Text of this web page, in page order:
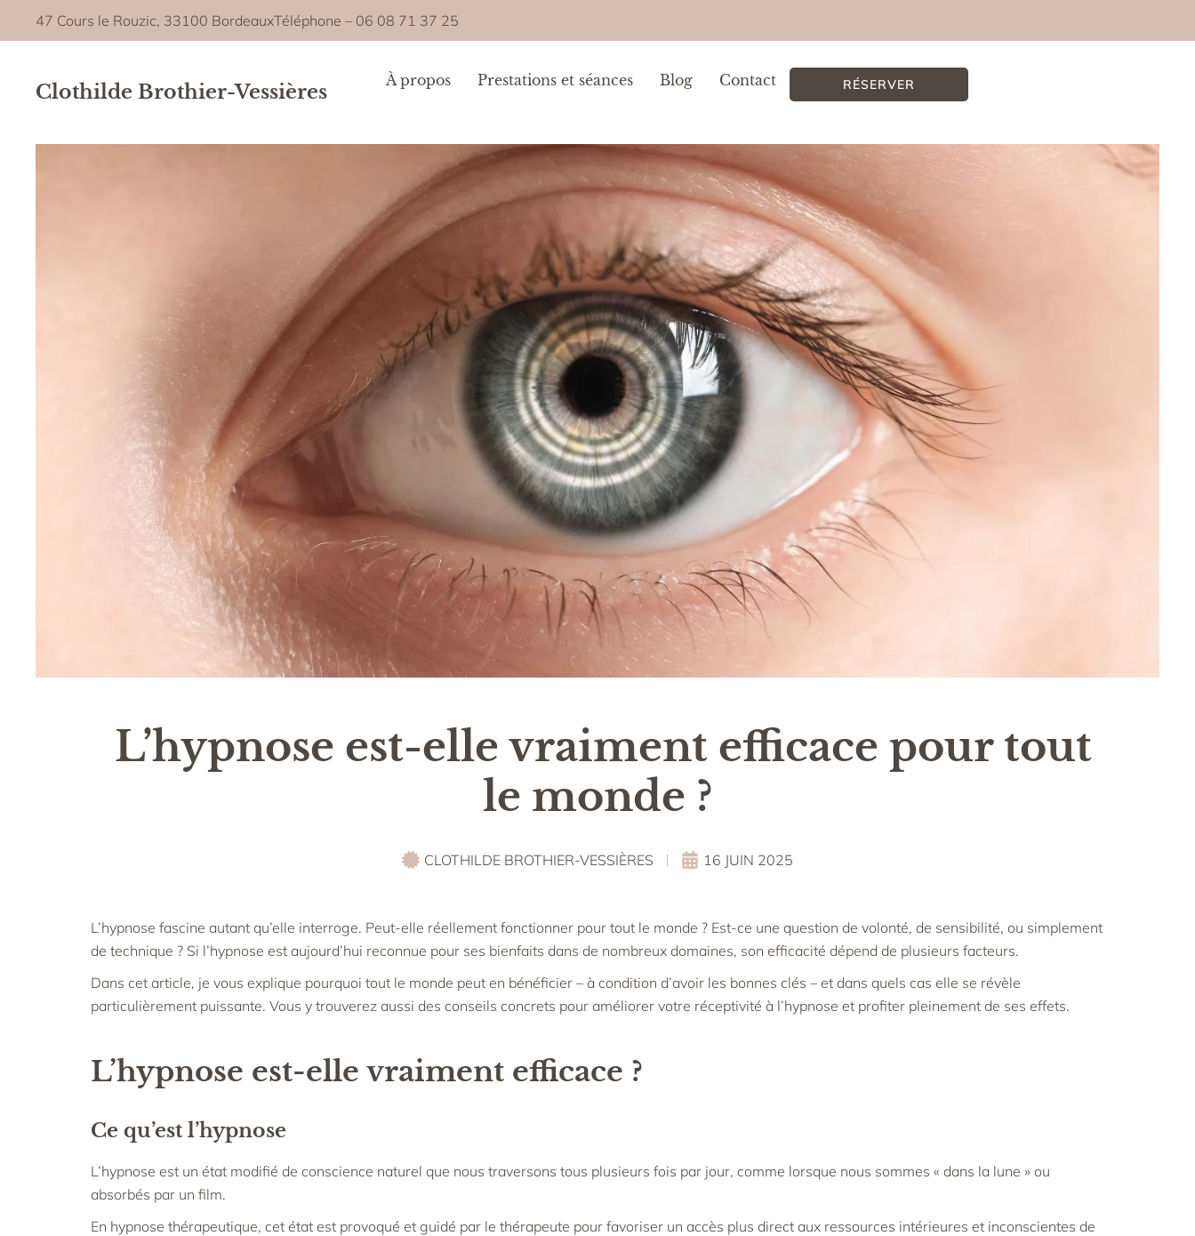
47 Cours le Rouzic, 33100 BordeauxTéléphone – 06 08 71 37 25
Clothilde Brothier-Vessières À propos Prestations et séances Blog Contact RÉSERVER
L’hypnose est-elle vraiment efficace pour tout
le monde ?
CLOTHILDE BROTHIER-VESSIÈRES 16 JUIN 2025
L’hypnose fascine autant qu’elle interroge. Peut-elle réellement fonctionner pour tout le monde ? Est-ce une question de volonté, de sensibilité, ou simplement
de technique ? Si l’hypnose est aujourd’hui reconnue pour ses bienfaits dans de nombreux domaines, son efficacité dépend de plusieurs facteurs.
Dans cet article, je vous explique pourquoi tout le monde peut en bénéficier – à condition d’avoir les bonnes clés – et dans quels cas elle se révèle
particulièrement puissante. Vous y trouverez aussi des conseils concrets pour améliorer votre réceptivité à l’hypnose et profiter pleinement de ses effets.
L’hypnose est-elle vraiment efficace ?
Ce qu’est l’hypnose
L’hypnose est un état modifié de conscience naturel que nous traversons tous plusieurs fois par jour, comme lorsque nous sommes « dans la lune » ou
absorbés par un film.
En hypnose thérapeutique, cet état est provoqué et guidé par le thérapeute pour favoriser un accès plus direct aux ressources intérieures et inconscientes de